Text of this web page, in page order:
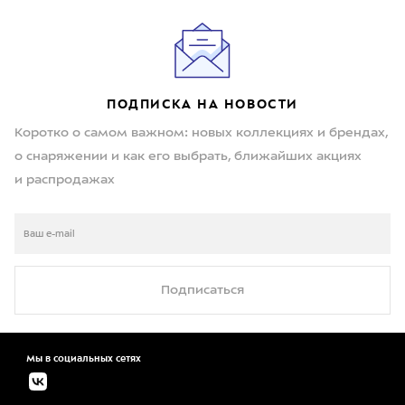
ПОДПИСКА НА НОВОСТИ
Коротко о самом важном: новых коллекциях и брендах,
о снаряжении и как его выбрать, ближайших акциях
и распродажах
Подписаться
Мы в социальных сетях